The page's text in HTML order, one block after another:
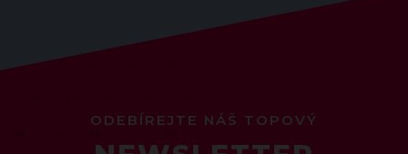
ODEBÍREJTE NÁŠ TOPOVÝ